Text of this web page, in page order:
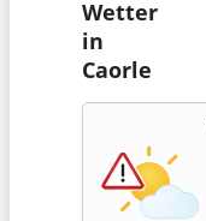
Wetter
in
Caorle